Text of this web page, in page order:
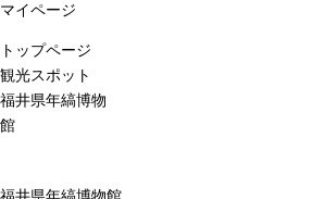
マイページ
トップページ
観光スポット
福井県年縞博物
館